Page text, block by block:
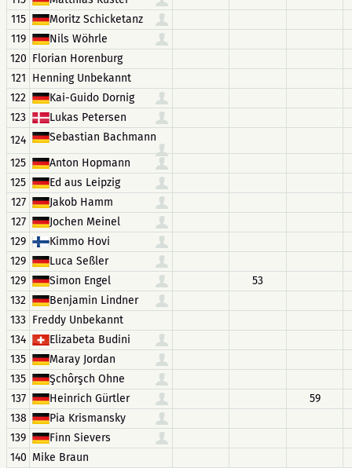
115
Moritz Schicketanz
119
Nils Wöhrle
120 Florian Horenburg
121 Henning Unbekannt
122
Kai-Guido Dornig
123
Lukas Petersen
124
Sebastian Bachmann
125
Anton Hopmann
125
Ed aus Leipzig
127
Jakob Hamm
127
Jochen Meinel
129
Kimmo Hovi
129
Luca Seßler
129
Simon Engel
53
132
Benjamin Lindner
133 Freddy Unbekannt
134
Elizabeta Budini
135
Maray Jordan
135
Şchôrşch Ohne
137
Heinrich Gürtler
59
138
Pia Krismansky
139
Finn Sievers
140 Mike Braun